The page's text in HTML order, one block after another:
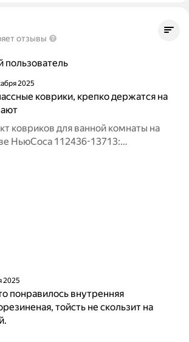
отзывы
2025
коврики, крепко держатся на
ковриков для ванной комнаты на
НьюСоса 112436-13713:
и с вырезом 57х60
2025
понравилось внутренняя
тойсть не скользит на